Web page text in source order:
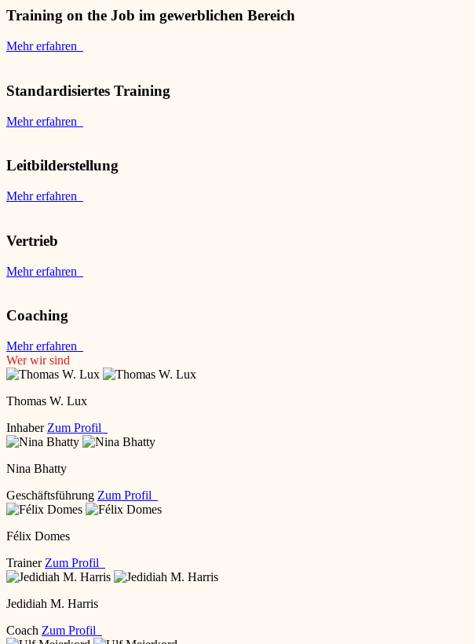
Training on the Job im gewerblichen Bereich
Mehr erfahren
Standardisiertes Training
Mehr erfahren
Leitbilderstellung
Mehr erfahren
Vertrieb
Mehr erfahren
Coaching
Mehr erfahren
Wer wir sind
Thomas W. Lux
Inhaber Zum Profil
Nina Bhatty
Geschäftsführung Zum Profil
Félix Domes
Trainer Zum Profil
Jedidiah M. Harris
Coach Zum Profil